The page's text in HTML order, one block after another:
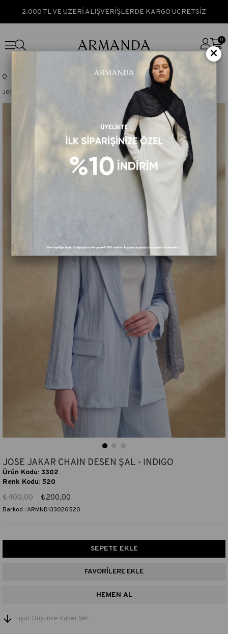
2.000 TL VE ÜZERİ ALIŞVERİŞLERDE KARGO ÜCRETSİZ
0
Anasayfa JOSE JAKAR SERİSİ Jose Jakar Chain Desen Şal
JOSE JAKAR CHAIN DESEN ŞAL - İNDİGO
JOSE JAKAR CHAIN DESEN ŞAL - İNDİGO
Ürün Kodu: 3302
Renk Kodu: 520
₺400,00 ₺200,00
Barkod :ARMND133020520
FAVORILERE EKLE
Fiyat Düşünce Haber Ver
×